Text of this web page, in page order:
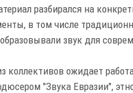
разбирался на
в том числе
звук для
коллективов ожидает
"Звука Евразии",